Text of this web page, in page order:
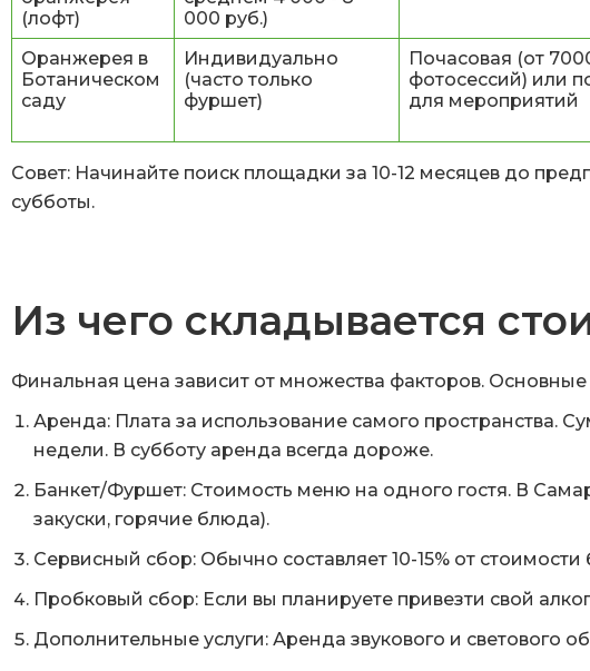
(лофт)
000 руб.)
Оранжерея в
Ботаническом
саду
Индивидуально
(часто только
фуршет)
Почасовая (от
фотосессий) или
для мероприятий
Совет: Начинайте поиск площадки за 10-12 месяцев до
субботы.
Из чего складывается
Финальная цена зависит от множества факторов. Основные
Аренда: Плата за использование самого пространства.
недели. В субботу аренда всегда дороже.
Банкет/Фуршет: Стоимость меню на одного гостя. В
закуски, горячие блюда).
Сервисный сбор: Обычно составляет 10-15% от
Пробковый сбор: Если вы планируете привезти свой
Дополнительные услуги: Аренда звукового и светового